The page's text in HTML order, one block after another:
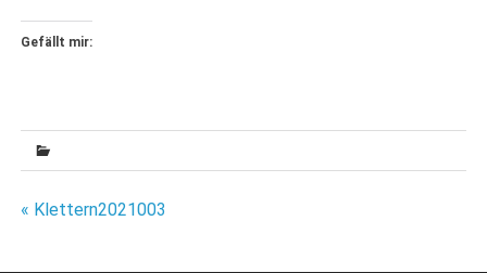
Gefällt mir:
Beitragsnavigation
« Klettern2021003